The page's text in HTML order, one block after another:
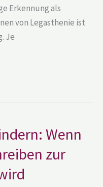
Erkennung als
von Legasthenie ist
Je
Wenn
zur